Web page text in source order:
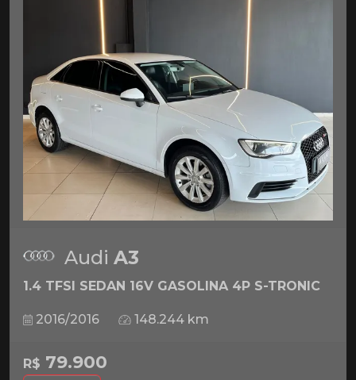
Audi A3
1.4 TFSI SEDAN 16V GASOLINA 4P S-TRONIC
2016/2016 148.244 km
R$ 79.900